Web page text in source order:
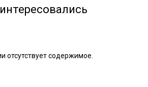
отсутствует содержимое.